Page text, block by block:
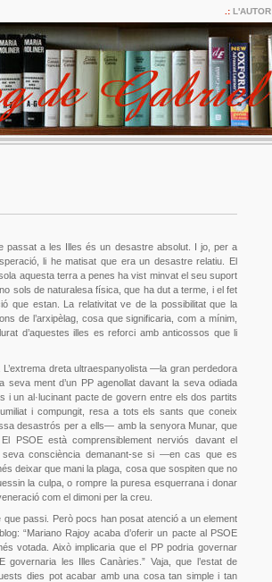
L'AUTOR
passat a les Illes és un desastre absolut. I jo, per a
li he matisat que era un desastre relatiu. El
aquesta terra a penes ha vist minvat el seu suport
sols de naturalesa física, que ha dut a terme, i el fet
que estan. La relativitat ve de la possibilitat que la
de l’arxipèlag, cosa que significaria, com a mínim,
d’aquestes illes es reforci amb anticossos que li
dreta ultraespanyolista —la gran perdedora
ment d’un PP agenollat davant la seva odiada
i un al·lucinant pacte de govern entre els dos partits
i compungit, resa a tots els sants que coneix
desastrós per a ells— amb la senyora Munar, que
PSOE està comprensiblement nerviós davant el
consciència demanant-se si —en cas que es
deixar que mani la plaga, cosa que sospiten que no
la culpa, o rompre la puresa esquerrana i donar
com el dimoni per la creu.
passi. Però pocs han posat atenció a un element
“Mariano Rajoy acaba d’oferir un pacte al PSOE
votada. Això implicaria que el PP podria governar
les Illes Canàries.” Vaja, que l’estat de
dies pot acabar amb una cosa tan simple i tan